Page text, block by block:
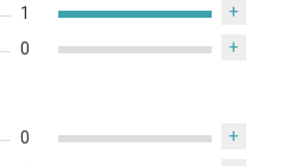
1 +
0 +
0 +